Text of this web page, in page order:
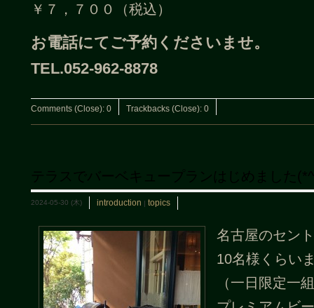
￥７，７００（税込）
お電話にてご予約くださいませ。
TEL.052-962-8878
Comments (Close): 0 Trackbacks (Close): 0
テラスでバーベキュープランはじめました
2024-05-30 (木) introduction topics
名古屋のセン
10名様くらい
（一日限定一